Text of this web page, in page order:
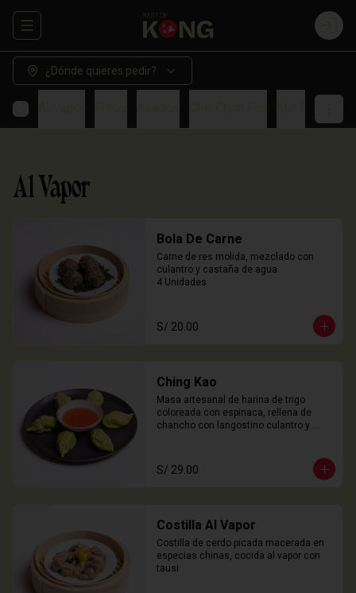
Abrir menu de navegación Login
¿Dónde quieres pedir?
Al Vapor
Bola De Carne
Carne de res molida, mezclado con
culantro y castaña de agua.
4 Unidades
S/ 20.00
Ching Kao
Masa artesanal de harina de trigo
coloreada con espinaca, rellena de
chancho con langostino culantro y
S/ 29.00
Costilla Al Vapor
Costilla de cerdo picada macerada en
especias chinas, cocida al vapor con
tausi